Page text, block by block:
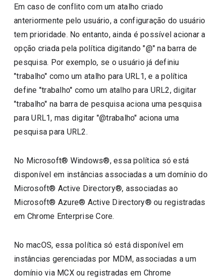
Em caso de conflito com um atalho criado
anteriormente pelo usuário, a configuração do usuário
tem prioridade. No entanto, ainda é possível acionar a
opção criada pela política digitando "@" na barra de
pesquisa. Por exemplo, se o usuário já definiu
"trabalho" como um atalho para URL1, e a política
define "trabalho" como um atalho para URL2, digitar
"trabalho" na barra de pesquisa aciona uma pesquisa
para URL1, mas digitar "@trabalho" aciona uma
pesquisa para URL2.
No Microsoft® Windows®, essa política só está
disponível em instâncias associadas a um domínio do
Microsoft® Active Directory®, associadas ao
Microsoft® Azure® Active Directory® ou registradas
em Chrome Enterprise Core.
No macOS, essa política só está disponível em
instâncias gerenciadas por MDM, associadas a um
domínio via MCX ou registradas em Chrome